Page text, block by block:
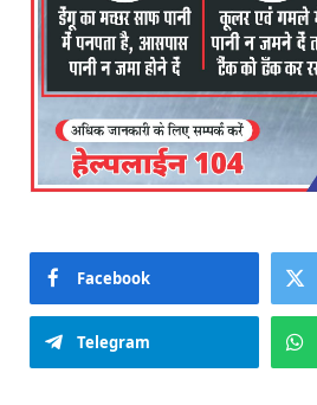
Facebook
Telegram